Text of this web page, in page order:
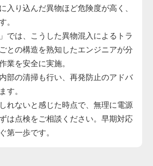
入り込んだ異物ほど危険度が高く、
。
では、こうした異物混入によるトラ
との構造を熟知したエンジニアが分
業を安全に実施。
部の清掃も行い、再発防止のアドバ
す。
れないと感じた時点で、無理に電源
は点検をご相談ください。早期対応
第一歩です。